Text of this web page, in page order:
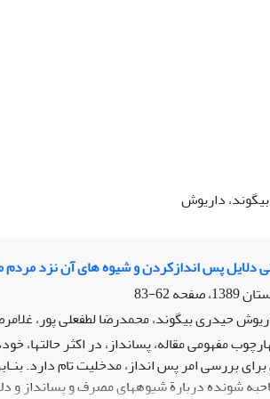
داریوش
دلایل پس اندازکردن و شیوه های آن نزد
62-83
حیدری بیگوند، محمدرضا لطفعلی پور،
مفهومی مقاله، پسانداز، در اکثر حالتها،
بررسی امر پس انداز، مدخلیت تام دارد.
شونده دربارة شیوههای مصرف و پسانداز و